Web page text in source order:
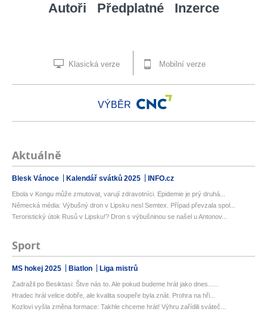
Autoři Předplatné Inzerce
Klasická verze Mobilní verze
VÝBĚR
Aktuálně
Blesk Vánoce Kalendář svátků 2025 INFO.cz
Ebola v Kongu může zmutovat, varují zdravotníci. Epidemie je prý druhá...
Německá média: Výbušný dron v Lipsku nesl Semtex. Případ převzala spol...
Teroristický útok Rusů v Lipsku!? Dron s výbušninou se našel u Antonov...
Sport
MS hokej 2025 Biatlon Liga mistrů
Zadražil po Besiktasi: Štve nás to. Ale pokud budeme hrát jako dnes......
Hradec hrál velice dobře, ale kvalita soupeře byla znát. Prohra na hři...
Kozlovi vyšla změna formace: Takhle chceme hrát! Výhru zařídili sváteč...